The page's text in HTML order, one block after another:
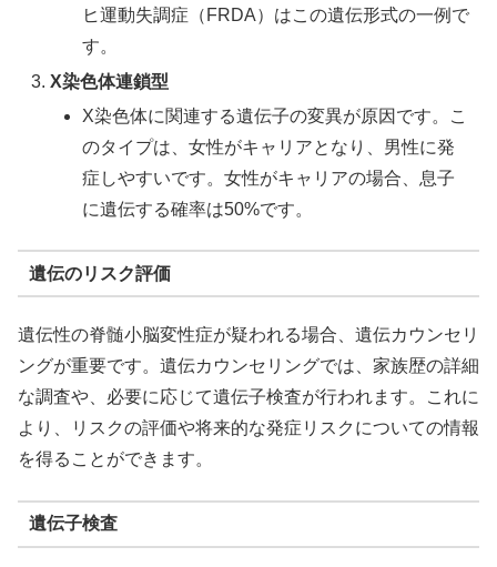
ヒ運動失調症（FRDA）はこの遺伝形式の一例で
す。
X染色体連鎖型
X染色体に関連する遺伝子の変異が原因です。こ
のタイプは、女性がキャリアとなり、男性に発
症しやすいです。女性がキャリアの場合、息子
に遺伝する確率は50%です。
遺伝のリスク評価
遺伝性の脊髄小脳変性症が疑われる場合、遺伝カウンセリ
ングが重要です。遺伝カウンセリングでは、家族歴の詳細
な調査や、必要に応じて遺伝子検査が行われます。これに
より、リスクの評価や将来的な発症リスクについての情報
を得ることができます。
遺伝子検査